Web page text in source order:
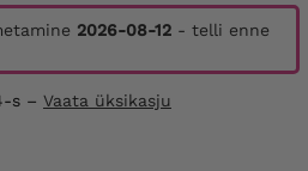
2026-08-12 - telli enne
s – Vaata üksikasju